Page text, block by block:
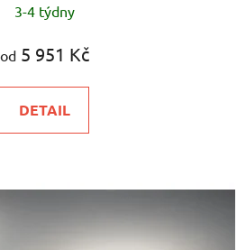
3-4 týdny
od5 951 Kč
DETAIL